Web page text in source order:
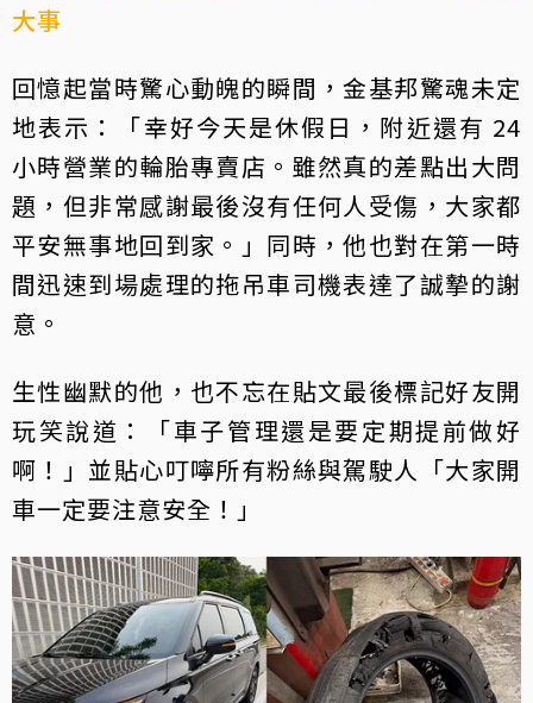
大事
回憶起當時驚心動魄的瞬間，金基邦驚魂未定
地表示：「幸好今天是休假日，附近還有 24
小時營業的輪胎專賣店。雖然真的差點出大問
題，但非常感謝最後沒有任何人受傷，大家都
平安無事地回到家。」同時，他也對在第一時
間迅速到場處理的拖吊車司機表達了誠摯的謝
意。
生性幽默的他，也不忘在貼文最後標記好友開
玩笑說道：「車子管理還是要定期提前做好
啊！」並貼心叮嚀所有粉絲與駕駛人「大家開
車一定要注意安全！」